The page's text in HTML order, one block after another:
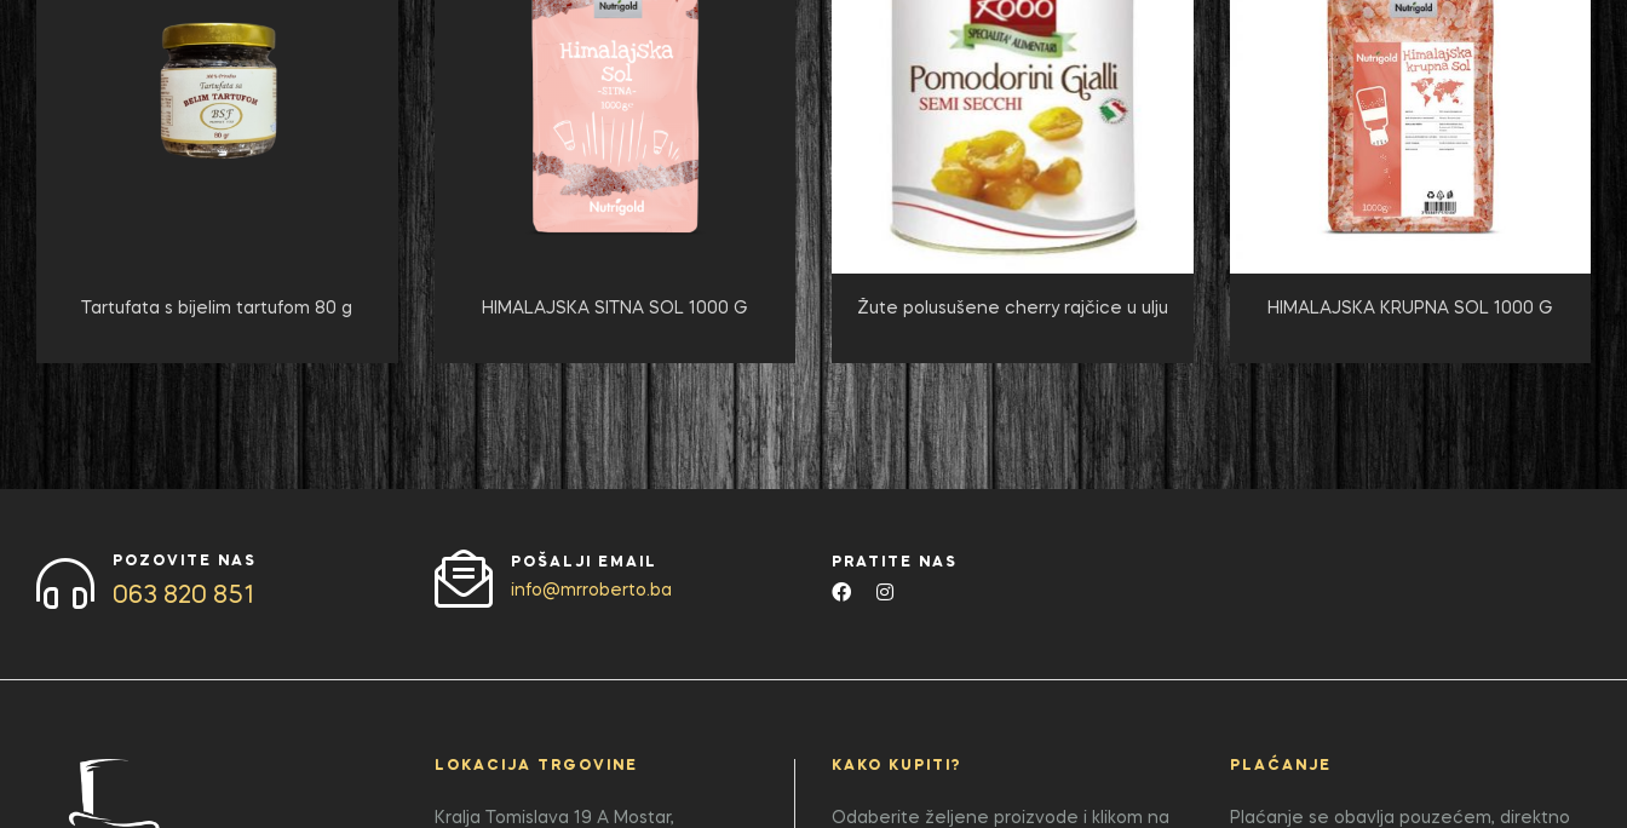
Tartufata s bijelim tartufom 80 g HIMALAJSKA SITNA SOL 1000 G Žute polusušene cherry rajčice u ulju HIMALAJSKA KRUPNA SOL 1000 G
POZOVITE NAS
063 820 851
POŠALJI EMAIL
info@mrroberto.ba
PRATITE NAS
LOKACIJA TRGOVINE
Kralja Tomislava 19 A Mostar,
KAKO KUPITI?
Odaberite željene proizvode i klikom na
PLAĆANJE
Plaćanje se obavlja pouzećem, direktno